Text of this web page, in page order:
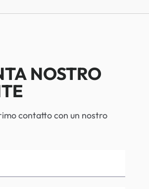
NOSTRO
contatto con un nostro